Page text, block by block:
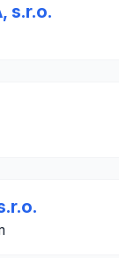
s.r.o.